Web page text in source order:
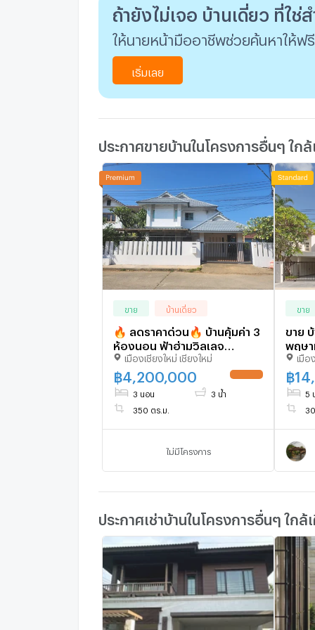
ถ้ายังไม่เจอ บ้านเดี่ยว ที่ใช่
ให้นายหน้ามืออาชีพช่วยค้นหาให้ฟรี
เริ่มเลย
ประกาศขายบ้านในโครงการอื่นๆ ใก
ขาย บ้านเดี่ยว
🔥 ลดราคาด่วน🔥 บ้านคุ้มค่า 3
ห้องนอน ฟ้าฮ่ามวิลเลจ
เชียงใหม่ ราคาเพียง 4.2 ล้าน
น่าซื้อ - U5343121
เมืองเชียงใหม่ เชียงใหม่
฿ 4,200,000
3 นอน 3 น้ำ
350 ตร.ม.
ไม่มีโครงการ
ขาย
ขาย
พฤษา
เมือ
฿
5
ประกาศเช่าบ้านในโครงการอื่นๆ ใกล้